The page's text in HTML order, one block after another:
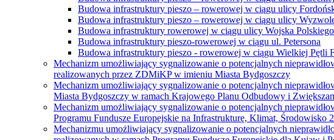
Budowa infrastruktury pieszo – rowerowej w ciągu ulicy
Budowa infrastruktury pieszo – rowerowej w ciągu ulicy
Budowa infrastruktury rowerowej w ciągu ulicy Wojska
Budowa infrastruktury pieszo-rowerowej w ciągu ul. Petersona
Budowa infrastruktury pieszo - rowerowej w ciągu Wielkiej Pętli
Mechanizm umożliwiający sygnalizowanie o potencjalnych
realizowanych przez ZDMiKP w imieniu Miasta Bydgoszczy
Mechanizm umożliwiający sygnalizowanie o potencjalnych
Miasta Bydgoszczy w ramach Krajowego Planu Odbudowy i
Mechanizm umożliwiający sygnalizowanie o potencjalnych
Programu Fundusze Europejskie na Infrastrukturę, Klimat, Środowisko
Mechanizmu umożliwiający sygnalizowanie o potencjalnych